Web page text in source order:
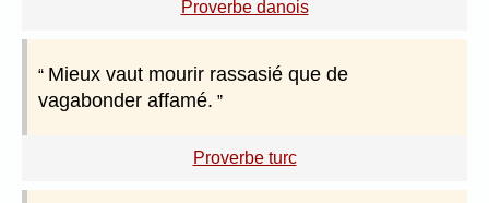
Proverbe danois
Mieux vaut mourir rassasié que de
vagabonder affamé.
Proverbe turc